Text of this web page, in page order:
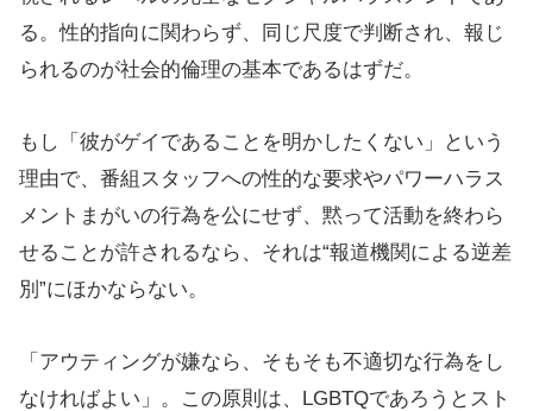
る。性的指向に関わらず、同じ尺度で判断され、報じ
られるのが社会的倫理の基本であるはずだ。
もし「彼がゲイであることを明かしたくない」という
理由で、番組スタッフへの性的な要求やパワーハラス
メントまがいの行為を公にせず、黙って活動を終わら
せることが許されるなら、それは“報道機関による逆差
別”にほかならない。
「アウティングが嫌なら、そもそも不適切な行為をし
なければよい」。この原則は、LGBTQであろうとスト